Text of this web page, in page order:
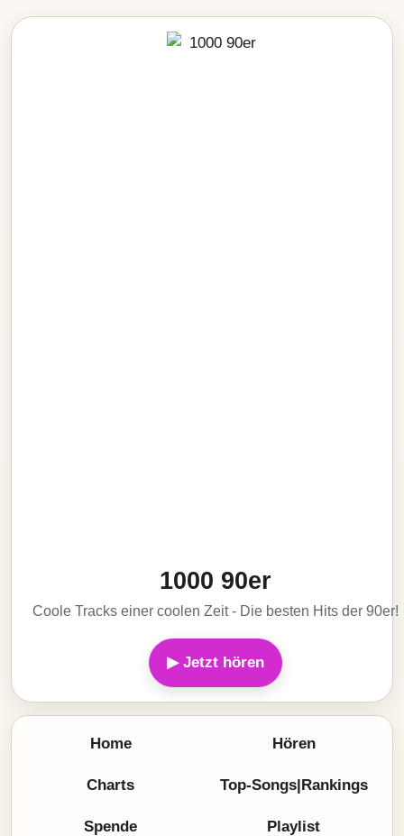
1000 90er
Coole Tracks einer coolen Zeit - Die besten Hits der 90er!
▶ Jetzt hören
Home Hören
Charts Top-Songs|Rankings
Spende Playlist